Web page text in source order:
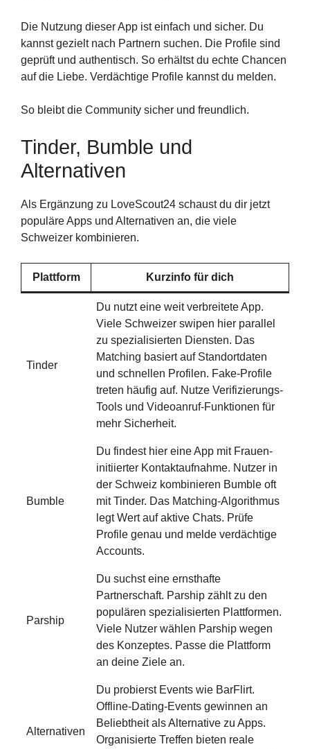
Die Nutzung dieser App ist einfach und sicher. Du
kannst gezielt nach Partnern suchen. Die Profile sind
geprüft und authentisch. So erhältst du echte Chancen
auf die Liebe. Verdächtige Profile kannst du melden.
So bleibt die Community sicher und freundlich.
Tinder, Bumble und
Alternativen
Als Ergänzung zu LoveScout24 schaust du dir jetzt
populäre Apps und Alternativen an, die viele
Schweizer kombinieren.
Plattform Kurzinfo für dich
Tinder
Du nutzt eine weit verbreitete App.
Viele Schweizer swipen hier parallel
zu spezialisierten Diensten. Das
Matching basiert auf Standortdaten
und schnellen Profilen. Fake-Profile
treten häufig auf. Nutze Verifizierungs-
Tools und Videoanruf-Funktionen für
mehr Sicherheit.
Bumble
Du findest hier eine App mit Frauen-
initiierter Kontaktaufnahme. Nutzer in
der Schweiz kombinieren Bumble oft
mit Tinder. Das Matching-Algorithmus
legt Wert auf aktive Chats. Prüfe
Profile genau und melde verdächtige
Accounts.
Parship
Du suchst eine ernsthafte
Partnerschaft. Parship zählt zu den
populären spezialisierten Plattformen.
Viele Nutzer wählen Parship wegen
des Konzeptes. Passe die Plattform
an deine Ziele an.
Alternativen
Du probierst Events wie BarFlirt.
Offline-Dating-Events gewinnen an
Beliebtheit als Alternative zu Apps.
Organisierte Treffen bieten reale